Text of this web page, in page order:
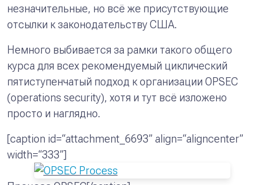
незначительные, но всё же присутствующие
отсылки к законодательству США.
Немного выбивается за рамки такого общего
курса для всех рекомендуемый циклический
пятиступенчатый подход к организации OPSEC
(operations security), хотя и тут всё изложено
просто и наглядно.
[caption id=“attachment_6693” align=“aligncenter”
width=“333”]